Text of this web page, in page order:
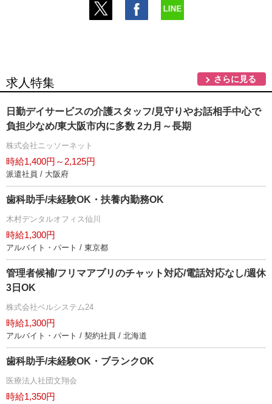
求人特集 さらに見る
日勤デイサービスの介護スタッフ/見守りやお話相手中心で
負担少なめ/東大阪市内に多数 2カ月～長期
株式会社ニッソーネット
時給1,400円～2,125円
派遣社員 / 大阪府
歯科助手/未経験OK・扶養内勤務OK
木村デンタルオフィス仙川
時給1,300円
アルバイト・パート / 東京都
管理者候補/フリマアプリのチャット対応/電話対応なし/週休
3日OK
株式会社ベルシステム24
時給1,300円
アルバイト・パート / 契約社員 / 北海道
歯科助手/未経験OK・ブランクOK
医療法人社団文翔会
時給1,350円